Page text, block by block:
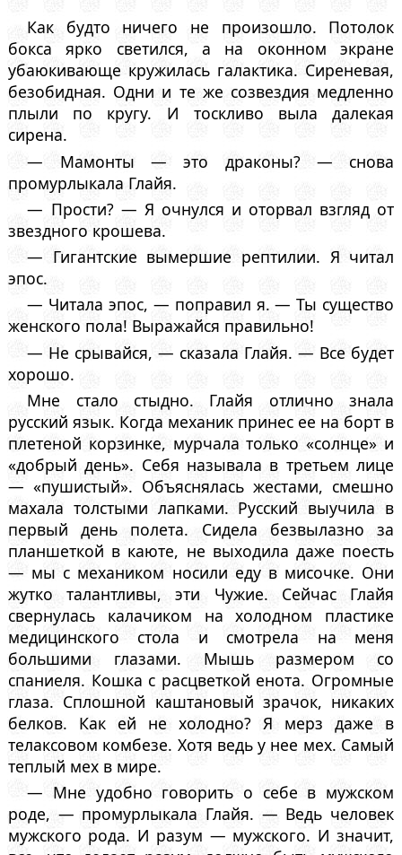
Как будто ничего не произошло. Потолок
бокса ярко светился, а на оконном экране
убаюкивающе кружилась галактика. Сиреневая,
безобидная. Одни и те же созвездия медленно
плыли по кругу. И тоскливо выла далекая
сирена.
— Мамонты — это драконы? — снова
промурлыкала Глайя.
— Прости? — Я очнулся и оторвал взгляд от
звездного крошева.
— Гигантские вымершие рептилии. Я читал
эпос.
— Читала эпос, — поправил я. — Ты существо
женского пола! Выражайся правильно!
— Не срывайся, — сказала Глайя. — Все будет
хорошо.
Мне стало стыдно. Глайя отлично знала
русский язык. Когда механик принес ее на борт в
плетеной корзинке, мурчала только «солнце» и
«добрый день». Себя называла в третьем лице
— «пушистый». Объяснялась жестами, смешно
махала толстыми лапками. Русский выучила в
первый день полета. Сидела безвылазно за
планшеткой в каюте, не выходила даже поесть
— мы с механиком носили еду в мисочке. Они
жутко талантливы, эти Чужие. Сейчас Глайя
свернулась калачиком на холодном пластике
медицинского стола и смотрела на меня
большими глазами. Мышь размером со
спаниеля. Кошка с расцветкой енота. Огромные
глаза. Сплошной каштановый зрачок, никаких
белков. Как ей не холодно? Я мерз даже в
телаксовом комбезе. Хотя ведь у нее мех. Самый
теплый мех в мире.
— Мне удобно говорить о себе в мужском
роде, — промурлыкала Глайя. — Ведь человек
мужского рода. И разум — мужского. И значит,